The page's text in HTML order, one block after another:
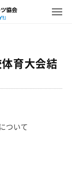
メ
育大会結
ついて
ュ
ー